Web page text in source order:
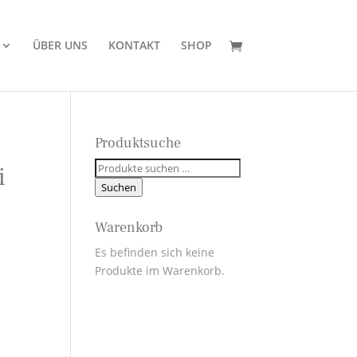
ÜBER UNS KONTAKT SHOP
Produktsuche
Suchen
nach:
Suchen
Warenkorb
Es befinden sich keine
Produkte im Warenkorb.